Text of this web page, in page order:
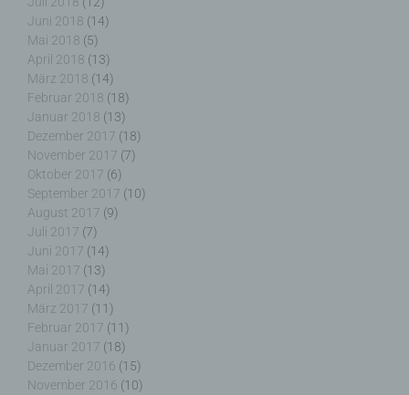
Juni 2018 (14)
Mai 2018 (5)
April 2018 (13)
März 2018 (14)
Februar 2018 (18)
Januar 2018 (13)
Dezember 2017 (18)
November 2017 (7)
Oktober 2017 (6)
September 2017 (10)
August 2017 (9)
Juli 2017 (7)
Juni 2017 (14)
Mai 2017 (13)
April 2017 (14)
März 2017 (11)
Februar 2017 (11)
Januar 2017 (18)
Dezember 2016 (15)
November 2016 (10)
Person zugewiesen werden.
g) Verantwortlicher oder für die Verarbeitung
Verantwortlicher
Verantwortlicher oder für die Verarbeitung
Verantwortlicher ist die natürliche oder juristische
Person, Behörde, Einrichtung oder andere Stelle,
die allein oder gemeinsam mit anderen über die
Zwecke und Mittel der Verarbeitung von
personenbezogenen Daten entscheidet. Sind die
Zwecke und Mittel dieser Verarbeitung durch das
Unionsrecht oder das Recht der Mitgliedstaaten
vorgegeben, so kann der Verantwortliche
beziehungsweise können die bestimmten Kriterien
seiner Benennung nach dem Unionsrecht oder
dem Recht der Mitgliedstaaten vorgesehen
werden.